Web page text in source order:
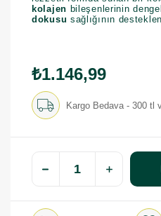
kolajen bileşenlerinin
dokusu sağlığının
₺1.146,99
Kargo Bedava - 300 tl